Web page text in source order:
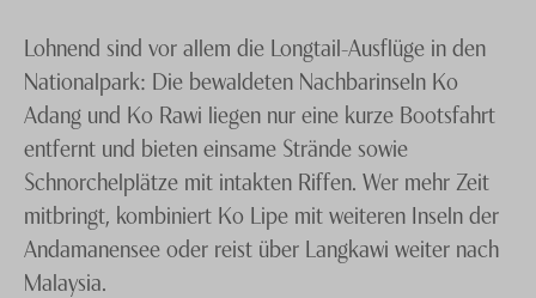
Lohnend sind vor allem die Longtail-Ausflüge in den
Nationalpark: Die bewaldeten Nachbarinseln Ko
Adang und Ko Rawi liegen nur eine kurze Bootsfahrt
entfernt und bieten einsame Strände sowie
Schnorchelplätze mit intakten Riffen. Wer mehr Zeit
mitbringt, kombiniert Ko Lipe mit weiteren Inseln der
Andamanensee oder reist über Langkawi weiter nach
Malaysia.